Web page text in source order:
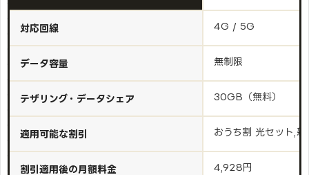
対応回線 4G / 5G
データ容量 無制限
テザリング・データシェア 30GB（無料）
適用可能な割引 おうち割 光セット,新
割引適用後の月額料金
4,928円